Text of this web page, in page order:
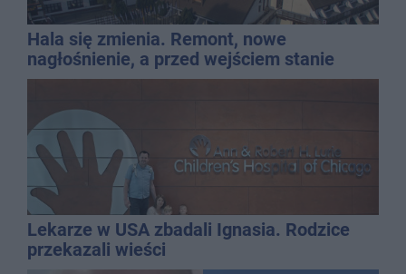
Hala się zmienia. Remont, nowe
nagłośnienie, a przed wejściem stanie
QEMETICA ARENA
Lekarze w USA zbadali Ignasia. Rodzice
przekazali wieści